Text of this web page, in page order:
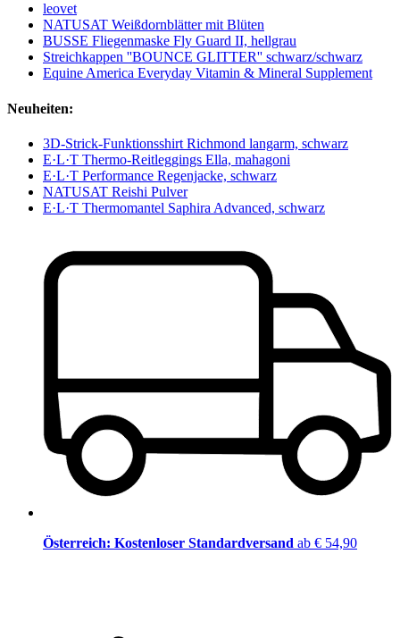
leovet
NATUSAT Weißdornblätter mit Blüten
BUSSE Fliegenmaske Fly Guard II, hellgrau
Streichkappen ''BOUNCE GLITTER'' schwarz/schwarz
Equine America Everyday Vitamin & Mineral Supplement
Neuheiten:
3D-Strick-Funktionsshirt Richmond langarm, schwarz
E·L·T Thermo-Reitleggings Ella, mahagoni
E·L·T Performance Regenjacke, schwarz
NATUSAT Reishi Pulver
E·L·T Thermomantel Saphira Advanced, schwarz
Österreich: Kostenloser Standardversand ab € 54,90